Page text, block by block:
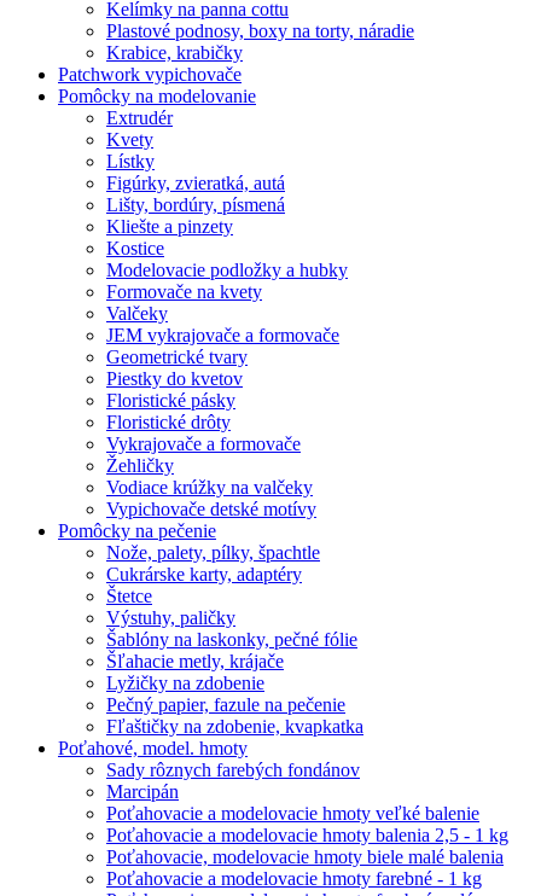
Kelímky na panna cottu
Plastové podnosy, boxy na torty, náradie
Krabice, krabičky
Patchwork vypichovače
Pomôcky na modelovanie
Extrudér
Kvety
Lístky
Figúrky, zvieratká, autá
Lišty, bordúry, písmená
Kliešte a pinzety
Kostice
Modelovacie podložky a hubky
Formovače na kvety
Valčeky
JEM vykrajovače a formovače
Geometrické tvary
Piestky do kvetov
Floristické pásky
Floristické drôty
Vykrajovače a formovače
Žehličky
Vodiace krúžky na valčeky
Vypichovače detské motívy
Pomôcky na pečenie
Nože, palety, pílky, špachtle
Cukrárske karty, adaptéry
Štetce
Výstuhy, paličky
Šablóny na laskonky, pečné fólie
Šľahacie metly, krájače
Lyžičky na zdobenie
Pečný papier, fazule na pečenie
Fľaštičky na zdobenie, kvapkatka
Poťahové, model. hmoty
Sady rôznych farebých fondánov
Marcipán
Poťahovacie a modelovacie hmoty veľké balenie
Poťahovacie a modelovacie hmoty balenia 2,5 - 1 kg
Poťahovacie, modelovacie hmoty biele malé balenia
Poťahovacie a modelovacie hmoty farebné - 1 kg